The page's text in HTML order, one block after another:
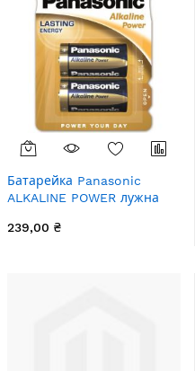
Батарейка Panasonic
ALKALINE POWER лужна
239,00 ₴